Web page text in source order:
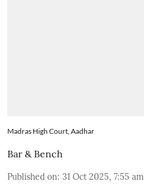
Madras High Court, Aadhar
Bar & Bench
Published on: 31 Oct 2025, 7:55 am